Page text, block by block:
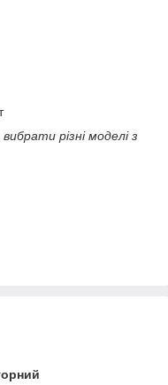
різні моделі з